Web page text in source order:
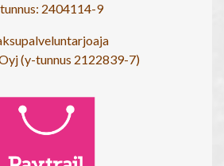
2404114-9
(y-tunnus 2122839-7)